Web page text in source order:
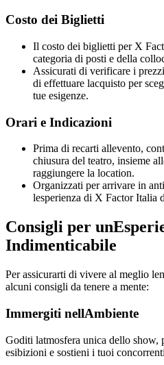
Costo dei Biglietti
Il costo dei biglietti per X
categoria di posti e della
Assicurati di verificare i
di effettuare lacquisto per
tue esigenze.
Orari e Indicazioni
Prima di recarti allevento,
chiusura del teatro, insieme
raggiungere la location.
Organizzati per arrivare in
lesperienza di X Factor Italia
Consigli per
Indimenticabile
Per assicurarti di vivere al meglio
alcuni consigli da tenere a mente:
Immergiti nellAmbiente
Goditi latmosfera unica dello show,
esibizioni e sostieni i tuoi